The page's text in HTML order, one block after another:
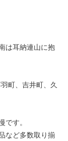
は耳納連山に抱
町、吉井町、久
です。
など多数取り揃